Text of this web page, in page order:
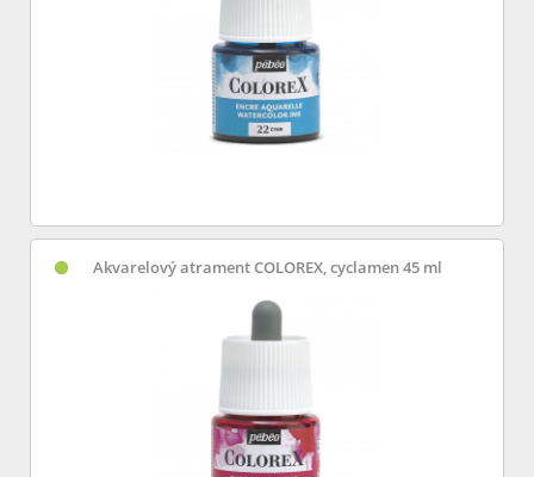
Akvarelový atrament COLOREX, cyclamen 45 ml